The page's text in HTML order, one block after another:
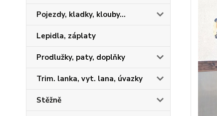
Pojezdy, kladky, klouby...
Lepidla, záplaty
Prodlužky, paty, doplňky
Trim. lanka, vyt. lana, úvazky
Stěžně